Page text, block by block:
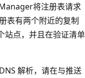
将注册表请求
表有两个附近的复制
站点，并且在验证清单
解析，请在与推送